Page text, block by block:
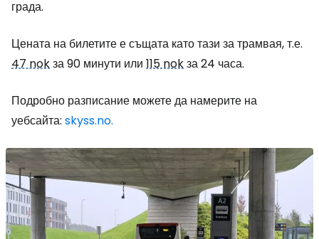
града.
Цената на билетите е същата като тази за трамвая, т.е.
47 nokза 90 минути или 115 nokза 24 часа.
Подробно разписание можете да намерите на
уебсайта: skyss.no.